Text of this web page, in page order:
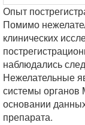
Опыт
Помимо
клинических
наблюдались
Нежелательные
системы органов
основании
препарата.